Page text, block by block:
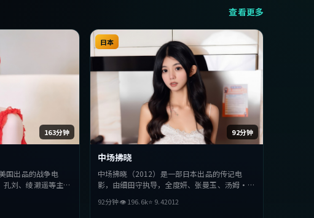
查看更多
163分钟
国出品的战争电
孔刘、绫濑遥等主
欢该类型的观众完
92分钟
日本
中场拂晓
中场拂晓（2012）是一部日本出品的传记电
影，由细田守执导，全度妍、张曼玉、汤姆·哈
人性与抉择，节奏张弛有度，适合喜欢该类型的
92分钟👁196.6k⭐ 9.42012